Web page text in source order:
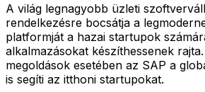
A világ legnagyobb üzleti
rendelkezésre bocsátja a
platformját a hazai startupok
alkalmazásokat készíthessenek
megoldások esetében az SAP a
is segíti az itthoni startupokat.